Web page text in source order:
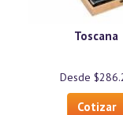
Toscana
Desde
Cotizar